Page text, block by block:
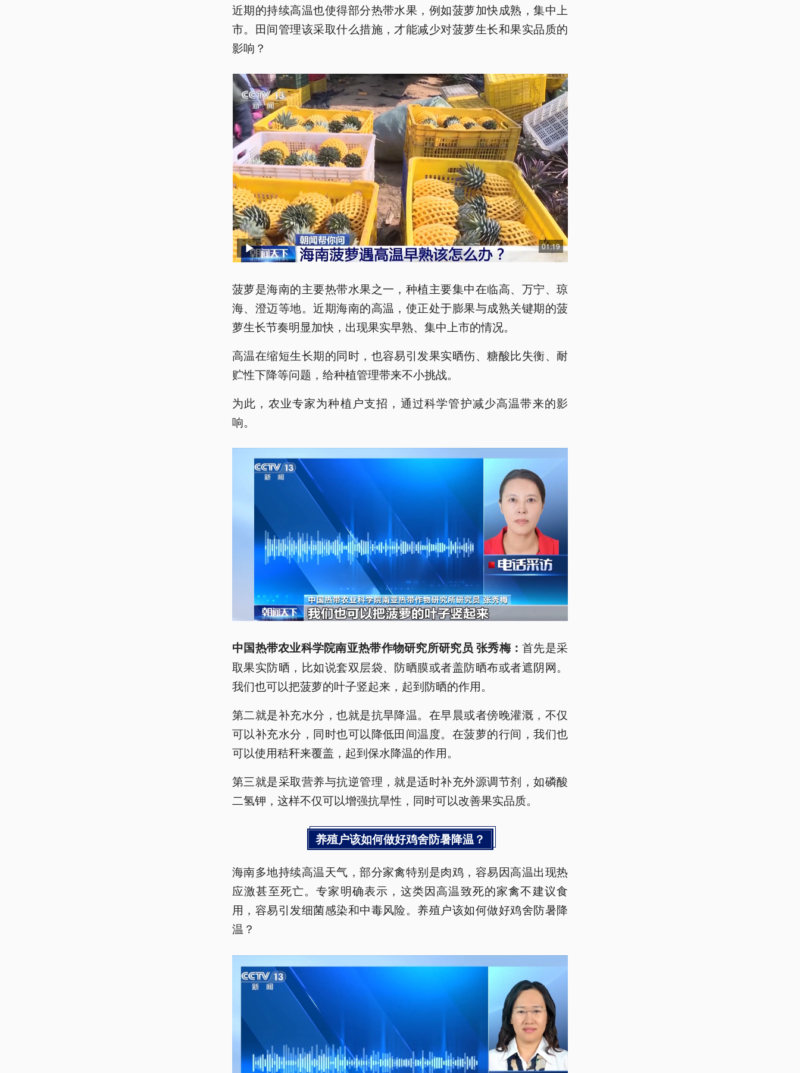
近期的持续高温也使得部分热带水果，例如菠萝加快成熟，集中上
市。田间管理该采取什么措施，才能减少对菠萝生长和果实品质的
影响？
01:19
菠萝是海南的主要热带水果之一，种植主要集中在临高、万宁、琼
海、澄迈等地。近期海南的高温，使正处于膨果与成熟关键期的菠
萝生长节奏明显加快，出现果实早熟、集中上市的情况。
高温在缩短生长期的同时，也容易引发果实晒伤、糖酸比失衡、耐
贮性下降等问题，给种植管理带来不小挑战。
为此，农业专家为种植户支招，通过科学管护减少高温带来的影
响。
中国热带农业科学院南亚热带作物研究所研究员 张秀梅：首先是采
取果实防晒，比如说套双层袋、防晒膜或者盖防晒布或者遮阴网。
我们也可以把菠萝的叶子竖起来，起到防晒的作用。
第二就是补充水分，也就是抗旱降温。在早晨或者傍晚灌溉，不仅
可以补充水分，同时也可以降低田间温度。在菠萝的行间，我们也
可以使用秸秆来覆盖，起到保水降温的作用。
第三就是采取营养与抗逆管理，就是适时补充外源调节剂，如磷酸
二氢钾，这样不仅可以增强抗旱性，同时可以改善果实品质。
养殖户该如何做好鸡舍防暑降温？
海南多地持续高温天气，部分家禽特别是肉鸡，容易因高温出现热
应激甚至死亡。专家明确表示，这类因高温致死的家禽不建议食
用，容易引发细菌感染和中毒风险。养殖户该如何做好鸡舍防暑降
温？